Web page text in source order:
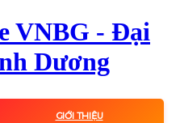
GIỚI THIỆU